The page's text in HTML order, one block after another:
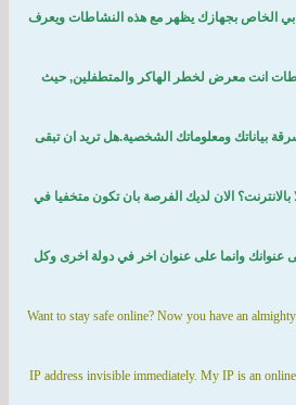
يظهر مع هذه النشاطات ويعرف
الهاكر والمتطفلين, حيث
الشخصية.هل تريد ان تبقى
لديك الفرصة بان تكون متخفيا في
على عنوان اخر في دولة اخرى وكل
Want to stay safe online? Now you
IP address invisible immediately.